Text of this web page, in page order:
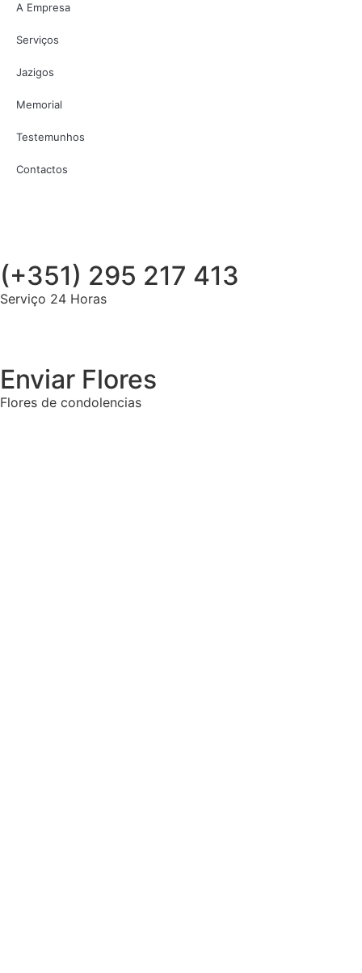
A Empresa
Serviços
Jazigos
Memorial
Testemunhos
Contactos
(+351) 295 217 413
Serviço 24 Horas
Enviar Flores
Flores de condolencias